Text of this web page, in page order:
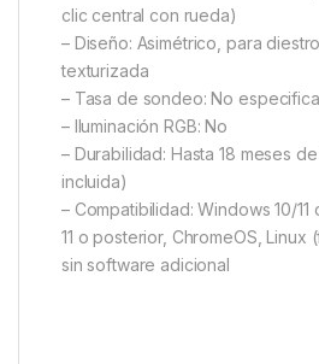
clic central con rueda)
– Diseño: Asimétrico, para
texturizada
– Tasa de sondeo: No
– Iluminación RGB: No
– Durabilidad: Hasta 18 meses
incluida)
– Compatibilidad: Windows 10/11
11 o posterior, ChromeOS, Linux
sin software adicional